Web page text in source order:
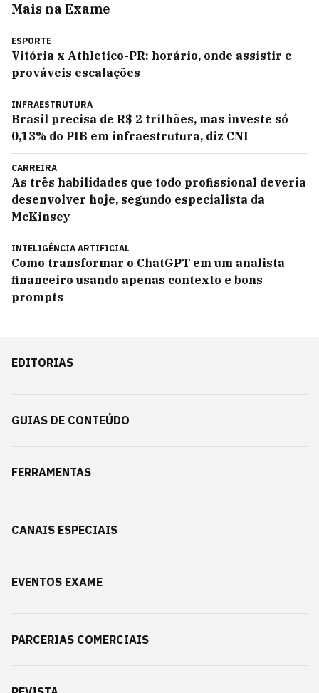
Mais na Exame
ESPORTE
Vitória x Athletico-PR: horário, onde assistir e
prováveis escalações
INFRAESTRUTURA
Brasil precisa de R$ 2 trilhões, mas investe só
0,13% do PIB em infraestrutura, diz CNI
CARREIRA
As três habilidades que todo profissional deveria
desenvolver hoje, segundo especialista da
McKinsey
INTELIGÊNCIA ARTIFICIAL
Como transformar o ChatGPT em um analista
financeiro usando apenas contexto e bons
prompts
EDITORIAS
GUIAS DE CONTEÚDO
FERRAMENTAS
CANAIS ESPECIAIS
EVENTOS EXAME
PARCERIAS COMERCIAIS